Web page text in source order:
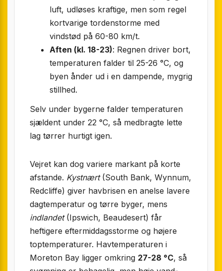
luft, udløses kraftige, men som regel
kortvarige torden­storme med
vindstød på 60-80 km/t.
Aften (kl. 18-23): Regnen driver bort,
temperaturen falder til 25-26 °C, og
byen ånder ud i en dampende, myg­rig
stillhed.
Selv under bygerne falder temperaturen
sjældent under 22 °C, så medbragte lette
lag tørrer hurtigt igen.
Vejret kan dog variere markant på korte
afstande. Kystnært(South Bank, Wynnum,
Redcliffe) giver havbrisen en anelse lavere
dag­temperatur og tørre byger, mens
indlandet(Ipswich, Beaudesert) får
heftigere eftermiddags­storme og højere
top­temperaturer. Havtemperaturen i
Moreton Bay ligger omkring 27-28 °C, så